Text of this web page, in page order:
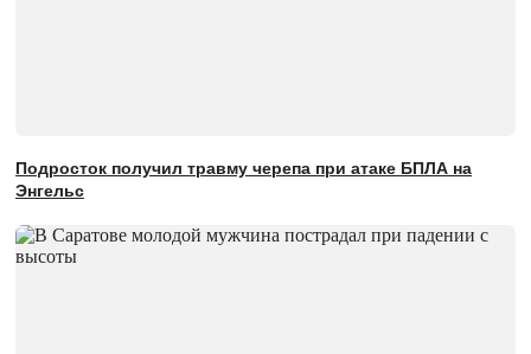
Подросток получил травму черепа при атаке БПЛА на
Энгельс